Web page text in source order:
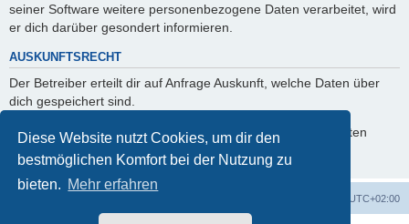
Diese Website nutzt Cookies, um dir den
bestmöglichen Komfort bei der Nutzung zu
bieten. Mehr erfahren
seiner Software weitere personenbezogene Daten verarbeitet, wird
er dich darüber gesondert informieren.
AUSKUNFTSRECHT
Der Betreiber erteilt dir auf Anfrage Auskunft, welche Daten über
dich gespeichert sind.
Du kannst jederzeit die Löschung bzw. Sperrung deiner Daten
verlangen. Kontaktiere hierzu bitte den Betreiber.
UTC+02:00